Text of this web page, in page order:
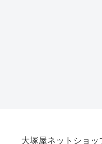
大塚屋ネットショッ